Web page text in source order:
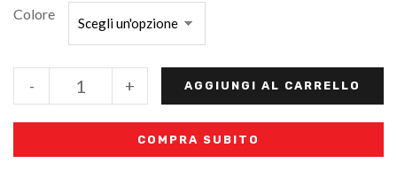
Colore
+
- AGGIUNGI AL CARRELLO
COMPRA SUBITO